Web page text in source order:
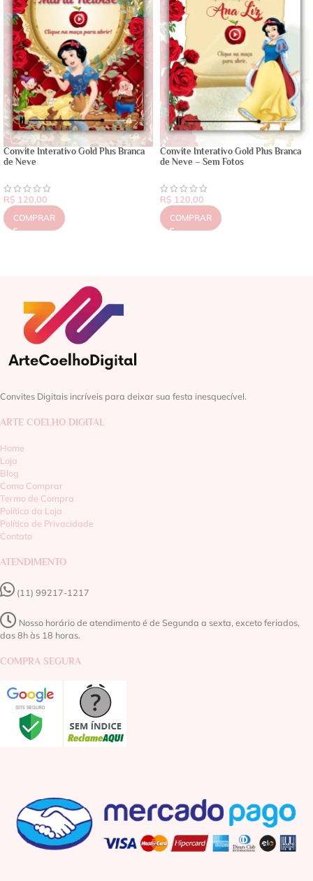
Convite Interativo Gold Plus Branca
de Neve
R$ 120,00
COMPRAR
Convite Interativo Gold Plus Branca
de Neve – Sem Fotos
R$ 120,00
COMPRAR
Convites Digitais incríveis para deixar sua festa inesquecível.
ARTE COELHO DIGITAL
Home
Loja
Blog
Como Comprar
Termo de Compra
Política da Loja
Política de Privacidade
Contato
ATENDIMENTO
(11) 99217-1217‬
Nosso horário de atendimento é de Segunda a sexta, exceto feriados,
das 8h às 18 horas.
COMPRA SEGURA